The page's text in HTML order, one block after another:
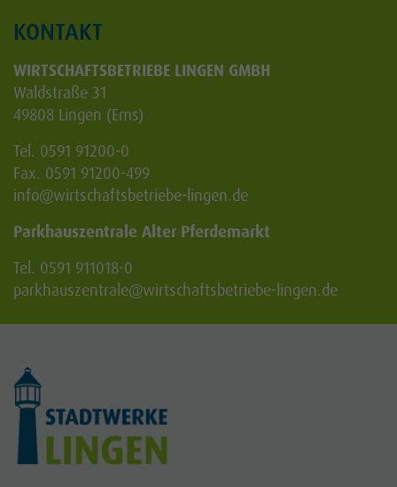
KONTAKT
WIRTSCHAFTSBETRIEBE LINGEN GMBH
Waldstraße 31
49808 Lingen (Ems)
Tel. 0591 91200-0
Fax. 0591 91200-499
info@wirtschaftsbetriebe-lingen.de
Parkhauszentrale Alter Pferdemarkt
Tel. 0591 911018-0
parkhauszentrale@wirtschaftsbetriebe-lingen.de